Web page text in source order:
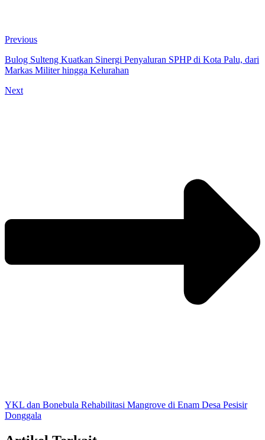
Previous
Bulog Sulteng Kuatkan Sinergi Penyaluran SPHP di Kota Palu, dari
Markas Militer hingga Kelurahan
Next
YKL dan Bonebula Rehabilitasi Mangrove di Enam Desa Pesisir
Donggala